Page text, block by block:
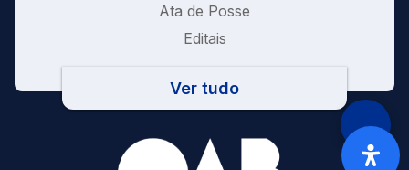
Ata de Posse
Editais
Ver tudo